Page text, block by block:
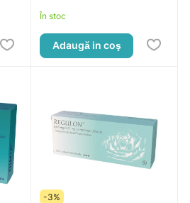
În stoc
Adaugă in coş
-3%